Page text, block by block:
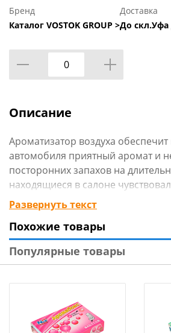
Бренд
Каталог VOSTOK GROUP >
Доставка
До скл.Уфа
Описание
Ароматизатор воздуха обеспечит
автомобиля приятный аромат и
посторонних запахов на
находящиеся в салоне
комфортнее.
Технические характеристики:
Тип товара : Ароматизатор в
Бренд : NG
Вес в упаковке : 0,018 кг
Вид исполнения : Жидкий
Место размещения : Подвесной
Размер упаковки : 15,3x6,5x3,2 см
Развернуть текст
Похожие товары
Популярные товары